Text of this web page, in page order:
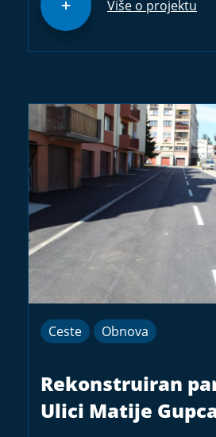
Više o projektu
Ceste Obnova
Rekonstruiran
Ulici Matije